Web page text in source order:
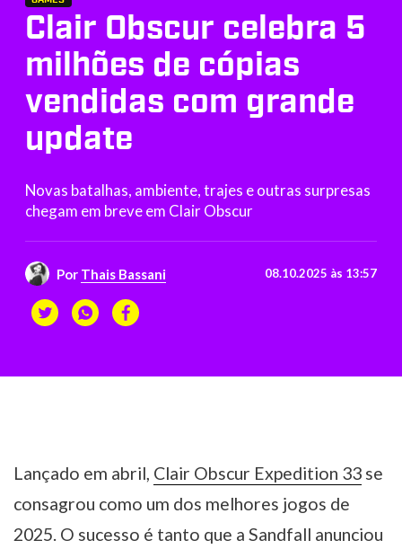
Clair Obscur celebra 5
milhões de cópias
vendidas com grande
update
Novas batalhas, ambiente, trajes e outras surpresas
chegam em breve em Clair Obscur
Por Thais Bassani 08.10.2025 às 13:57
Lançado em abril, Clair Obscur Expedition 33 se
consagrou como um dos melhores jogos de
2025. O sucesso é tanto que a Sandfall anunciou